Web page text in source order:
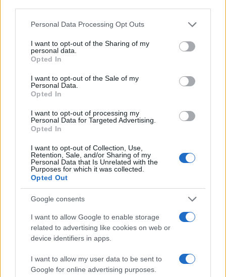
Please note that this website/app uses one or more Google
not limited to your visit or usage behaviour. You may click to
grant or deny consent to Google and its third-party tags to
use your data for below specified purposes in below Google
consent section.
Personal Data Processing Opt Outs
I want to opt-out of the Sharing of my
personal data.
Opted In
I want to opt-out of the Sale of my
Personal Data.
Opted In
I want to opt-out of processing my
Personal Data for Targeted Advertising.
Opted In
I want to opt-out of Collection, Use,
Retention, Sale, and/or Sharing of my
Personal Data that Is Unrelated with the
Purposes for which it was collected.
Opted Out
Google consents
I want to allow Google to enable storage
related to advertising like cookies on web or
device identifiers in apps.
I want to allow my user data to be sent to
Google for online advertising purposes.
Παρά τις εντατικές έρευνες της ΕΛ.ΑΣ. και της
ΕΜΑΚ στα νερά του ποταμού, η σορός του
ρόλο στην εξιχνίαση της υπόθεσης έπαιξε η
κατάθεση ενός πολίτη, η οποία επέτρεψε στις
Αρχές να συνδέσουν τα κομμάτια του παζλ και να
προχωρήσουν στις συλλήψεις.
NEWS ΚΑΝΟΝΤΑΣ ΚΛΙΚ ΕΔΩ
TAGS
ΠΟΤΑΜΟΣ ΛΟΥΔΙΑΣ
Ροή Ειδήσεων
ΖΩΔΙΑ